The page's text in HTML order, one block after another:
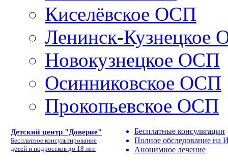
Киселёвское ОСП
Ленинск-Кузнецкое
Новокузнецкое ОСП
Осинниковское ОСП
Прокопьевское ОСП
Детский центр "Доверие"
Бесплатное консультирование
детей и подростков до 18 лет.
Бесплатные консультации
Полное обследование
Анонимное лечение